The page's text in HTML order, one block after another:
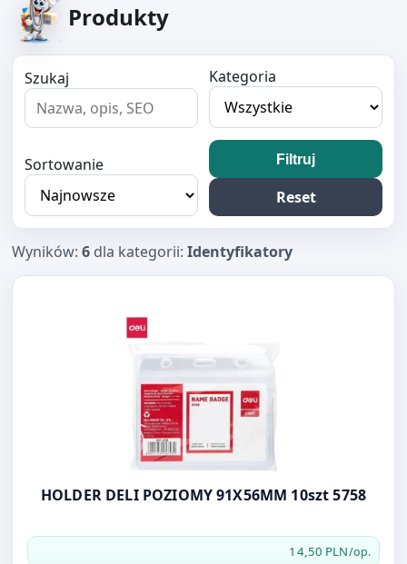
Produkty
Szukaj Kategoria
Sortowanie Filtruj
Reset
Wyników:6 dla kategorii:Identyfikatory
Otwórz produkt: HOLDER DELI POZIOMY 91X56MM
HOLDER DELI POZIOMY 91X56MM 10szt 5758
14,50 PLN/op.